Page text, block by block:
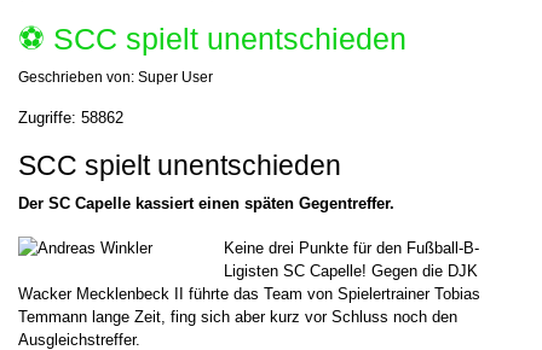
⚽️ SCC spielt unentschieden
Geschrieben von: Super User
Zugriffe: 58862
SCC spielt unentschieden
Der SC Capelle kassiert einen späten Gegentreffer.
Keine drei Punkte für den Fußball-B-
Ligisten SC Capelle! Gegen die DJK
Wacker Mecklenbeck II führte das Team von Spielertrainer Tobias
Temmann lange Zeit, fing sich aber kurz vor Schluss noch den
Ausgleichstreffer.